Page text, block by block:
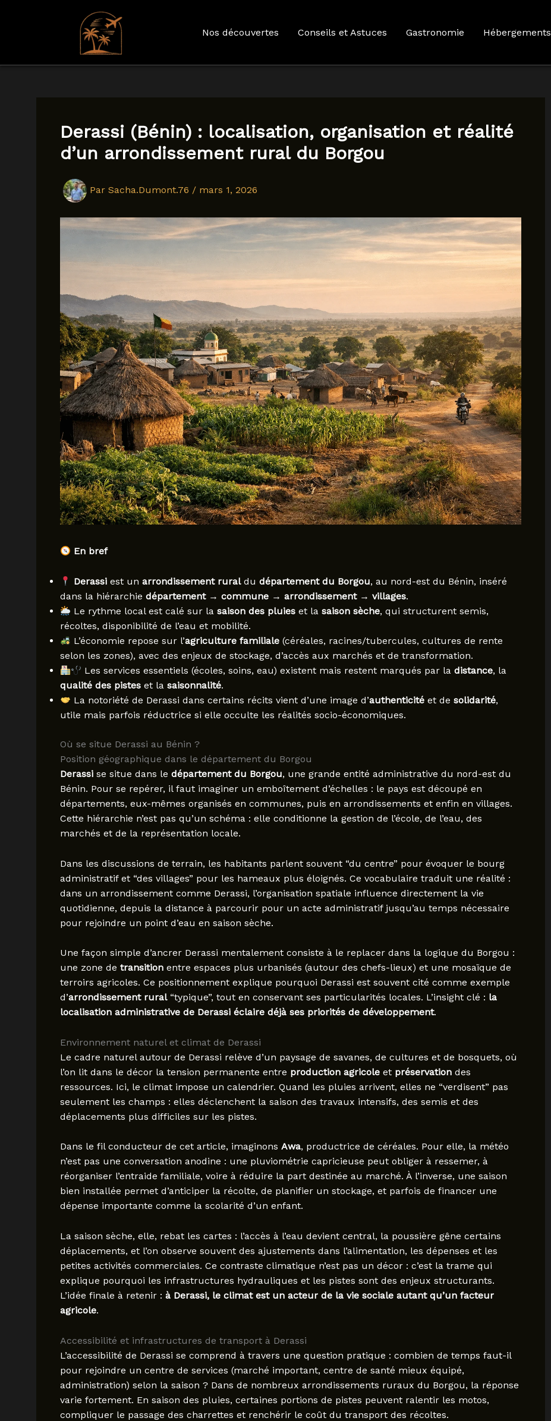
Aller
Nos découvertes Conseils et Astuces Gastronomie Hébergements
Derassi (Bénin) : localisation, organisation et réalité
d’un arrondissement rural du Borgou
Par Sacha.Dumont.76 / mars 1, 2026
En bref
Derassiest un arrondissement ruraldu département du Borgou, au nord-est du Bénin, inséré
dans la hiérarchie département → commune → arrondissement → villages.
Le rythme local est calé sur la saison des pluieset la saison sèche, qui structurent semis,
récoltes, disponibilité de l’eau et mobilité.
L’économie repose sur l’agriculture familiale(céréales, racines/tubercules, cultures de rente
selon les zones), avec des enjeux de stockage, d’accès aux marchés et de transformation.
Les services essentiels (écoles, soins, eau) existent mais restent marqués par la distance, la
qualité des pisteset la saisonnalité.
La notoriété de Derassi dans certains récits vient d’une image d’authenticitéet de solidarité,
utile mais parfois réductrice si elle occulte les réalités socio-économiques.
Où se situe Derassi au Bénin ?
Position géographique dans le département du Borgou
Derassise situe dans le département du Borgou, une grande entité administrative du nord-est du
Bénin. Pour se repérer, il faut imaginer un emboîtement d’échelles : le pays est découpé en
départements, eux-mêmes organisés en communes, puis en arrondissements et enfin en villages.
Cette hiérarchie n’est pas qu’un schéma : elle conditionne la gestion de l’école, de l’eau, des
marchés et de la représentation locale.
Dans les discussions de terrain, les habitants parlent souvent “du centre” pour évoquer le bourg
administratif et “des villages” pour les hameaux plus éloignés. Ce vocabulaire traduit une réalité :
dans un arrondissement comme Derassi, l’organisation spatiale influence directement la vie
quotidienne, depuis la distance à parcourir pour un acte administratif jusqu’au temps nécessaire
pour rejoindre un point d’eau en saison sèche.
Une façon simple d’ancrer Derassi mentalement consiste à le replacer dans la logique du Borgou :
une zone de transitionentre espaces plus urbanisés (autour des chefs-lieux) et une mosaïque de
terroirs agricoles. Ce positionnement explique pourquoi Derassi est souvent cité comme exemple
d’arrondissement rural“typique”, tout en conservant ses particularités locales. L’insight clé : la
localisation administrative de Derassi éclaire déjà ses priorités de développement.
Environnement naturel et climat de Derassi
Le cadre naturel autour de Derassi relève d’un paysage de savanes, de cultures et de bosquets, où
l’on lit dans le décor la tension permanente entre production agricoleet préservationdes
ressources. Ici, le climat impose un calendrier. Quand les pluies arrivent, elles ne “verdisent” pas
seulement les champs : elles déclenchent la saison des travaux intensifs, des semis et des
déplacements plus difficiles sur les pistes.
Dans le fil conducteur de cet article, imaginons Awa, productrice de céréales. Pour elle, la météo
n’est pas une conversation anodine : une pluviométrie capricieuse peut obliger à ressemer, à
réorganiser l’entraide familiale, voire à réduire la part destinée au marché. À l’inverse, une saison
bien installée permet d’anticiper la récolte, de planifier un stockage, et parfois de financer une
dépense importante comme la scolarité d’un enfant.
La saison sèche, elle, rebat les cartes : l’accès à l’eau devient central, la poussière gêne certains
déplacements, et l’on observe souvent des ajustements dans l’alimentation, les dépenses et les
petites activités commerciales. Ce contraste climatique n’est pas un décor : c’est la trame qui
explique pourquoi les infrastructures hydrauliques et les pistes sont des enjeux structurants.
L’idée finale à retenir : à Derassi, le climat est un acteur de la vie sociale autant qu’un facteur
agricole.
Accessibilité et infrastructures de transport à Derassi
L’accessibilité de Derassi se comprend à travers une question pratique : combien de temps faut-il
pour rejoindre un centre de services (marché important, centre de santé mieux équipé,
administration) selon la saison ? Dans de nombreux arrondissements ruraux du Borgou, la réponse
varie fortement. En saison des pluies, certaines portions de pistes peuvent ralentir les motos,
compliquer le passage des charrettes et renchérir le coût du transport des récoltes.